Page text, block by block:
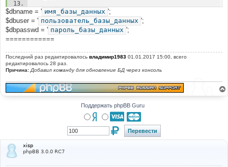
$db->sql_freeresult($result);
echo 'Default style: ' . $default_style_name
$default_style_id
$exists = file_exists('./styles/' .
$default_style_name
{
echo 'Default style exists, no work to be done.'
'./styles/prosilver/style.cfg'
echo 'Prosilver does not exist. Please upload a
copy of prosilver from the <a
href="https://www.phpbb.com/downloads/">3.1.0 Full
@define( 'PHPBB_INSTALLED'
//@define('DEBUG', true);
//@define('PHPBB_DISPLAY_LOAD_TIME', true);
$dbname = ' имя_базы_данных ';
$dbuser = ' пользователь_базы_данных ';
$dbpasswd = ' пароль_базы_данных ';
============
Последний раз редактировалось владимир1983 01.01.2017 15:00, всего
редактировалось 28 раз.
Причина: Добавил команду для обновление БД через консоль
Поддержать phpBB Guru
xisp
phpBB 3.0.0 RC7